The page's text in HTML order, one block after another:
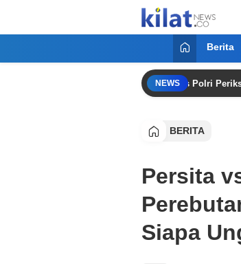
KilatNews.co
Mencerdaskan Anak
Berita
NEWS
Mabes Polri Periksa
BERITA
Persita
Siapa